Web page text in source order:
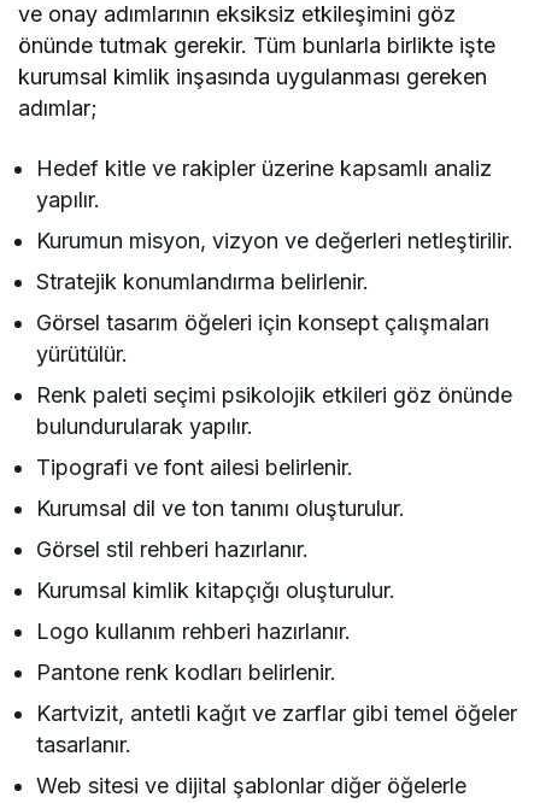
ve onay adımlarının eksiksiz etkileşimini göz
önünde tutmak gerekir. Tüm bunlarla birlikte işte
kurumsal kimlik inşasında uygulanması gereken
adımlar;
Hedef kitle ve rakipler üzerine kapsamlı analiz
yapılır.
Kurumun misyon, vizyon ve değerleri netleştirilir.
Stratejik konumlandırma belirlenir.
Görsel tasarım öğeleri için konsept çalışmaları
yürütülür.
Renk paleti seçimi psikolojik etkileri göz önünde
bulundurularak yapılır.
Tipografi ve font ailesi belirlenir.
Kurumsal dil ve ton tanımı oluşturulur.
Görsel stil rehberi hazırlanır.
Kurumsal kimlik kitapçığı oluşturulur.
Logo kullanım rehberi hazırlanır.
Pantone renk kodları belirlenir.
Kartvizit, antetli kağıt ve zarflar gibi temel öğeler
tasarlanır.
Web sitesi ve dijital şablonlar diğer öğelerle